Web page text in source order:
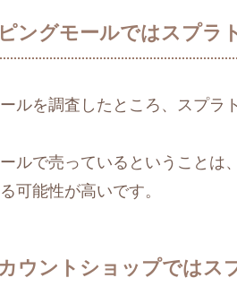
ングモールではスプラ
ルを調査したところ、スプラ
ルで売っているということは
可能性が高いです。
ウントショップではス